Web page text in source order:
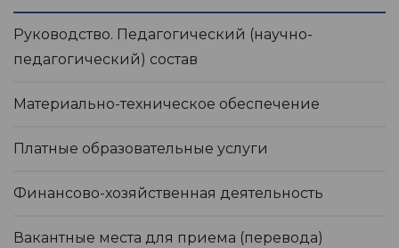
Руководство. Педагогический (научно-
педагогический) состав
Материально-техническое обеспечение
Платные образовательные услуги
Финансово-хозяйственная деятельность
Вакантные места для приема (перевода)